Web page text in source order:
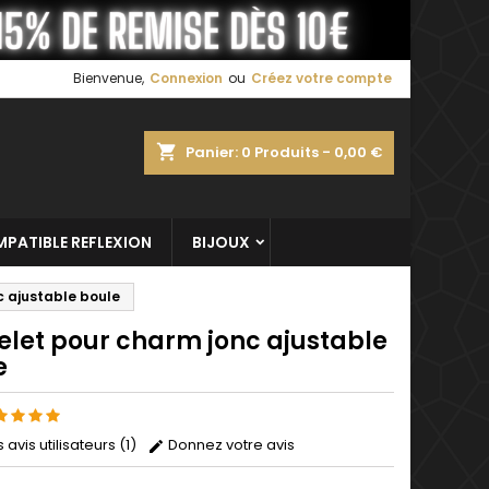
Bienvenue, Connexion ou Créez votre compte
shopping_cart Panier: 0 Produits - 0,00 €
REFLEXION BIJOUX
ajustable boule
pour charm jonc ajustable
avis utilisateurs (1)
Donnez votre avis